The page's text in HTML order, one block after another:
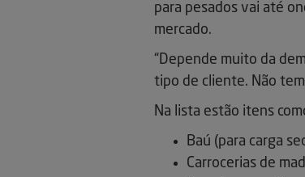
para pesados vai até
mercado.
“Depende muito da
tipo de cliente. Não tem
Na lista estão itens
Baú (para carga
Carrocerias de